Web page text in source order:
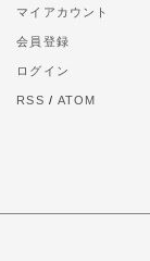
マイアカウント
会員登録
ログイン
RSS /ATOM